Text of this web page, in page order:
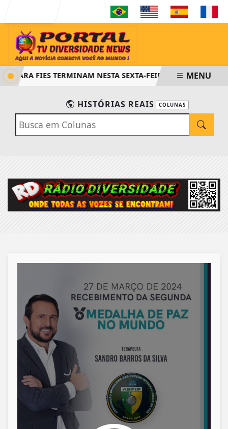
PARA FIES TERMINAM NESTA SEXTA-FEIRA SAIBA
MENU
HISTÓRIAS REAIS COLUNAS